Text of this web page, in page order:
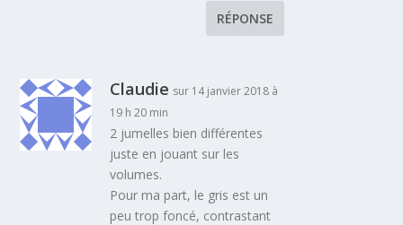
RÉPONSE
Claudie sur 14 janvier 2018 à
19 h 20 min
2 jumelles bien différentes
juste en jouant sur les
volumes.
Pour ma part, le gris est un
peu trop foncé, contrastant